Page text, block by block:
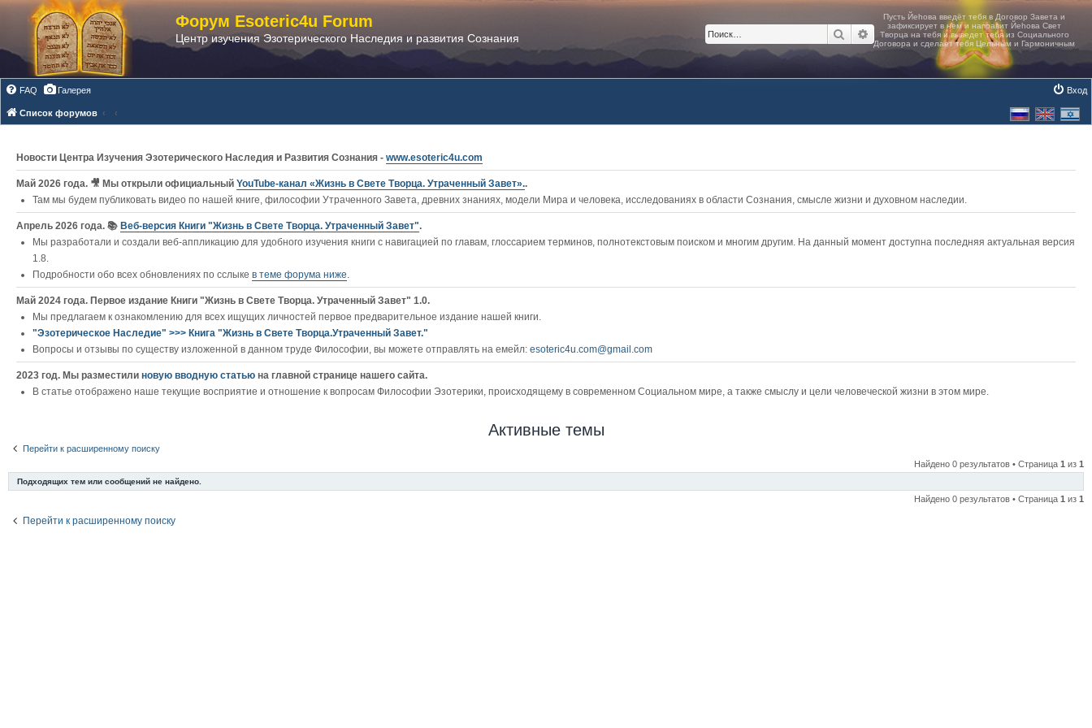
Форум Esoteric4u Forum
Центр изучения Эзотерического Наследия и развития Сознания Поиск Расширенный поиск
FAQ Галерея Вход
Список форумов
Новости Центра Изучения Эзотерического Наследия и Развития Сознания - www.esoteric4u.com
Май 2026 года. 🎥 Мы открыли официальный YouTube‑канал «Жизнь в Свете Творца. Утраченный Завет»..
Там мы будем публиковать видео по нашей книге, философии Утраченного Завета, древних знаниях, модели Мира и человека, исследованиях в области Сознания, смысле жизни и духовном наследии.
Апрель 2026 года. 📚 Веб-версия Книги "Жизнь в Свете Творца. Утраченный Завет".
Мы разработали и создали веб-аппликацию для удобного изучения книги c навигацией по главам, глоссарием терминов, полнотекстовым поиском и многим другим. На данный момент доступна последняя актуальная версия
1.8.
Подробности обо всех обновлениях по сслыке в теме форума ниже.
Май 2024 года. Первое издание Книги "Жизнь в Свете Творца. Утраченный Завет" 1.0.
Мы предлагаем к ознакомлению для всех ищущих личностей первое предварительное издание нашей книги.
"Эзотерическое Наследие" >>> Книга "Жизнь в Свете Творца.Утраченный Завет."
Вопросы и отзывы по существу изложенной в данном труде Философии, вы можете отправлять на емейл: esoteric4u.com@gmail.com
2023 год. Мы разместили новую вводную статью на главной странице нашего сайта.
В статье отображено наше текущие восприятие и отношение к вопросам Философии Эзотерики, происходящему в современном Социальном мире, а также смыслу и цели человеческой жизни в этом мире.
Активные темы
Перейти к расширенному поиску
Найдено 0 результатов • Страница 1 из 1
Подходящих тем или сообщений не найдено.
Найдено 0 результатов • Страница 1 из 1
Перейти к расширенному поиску